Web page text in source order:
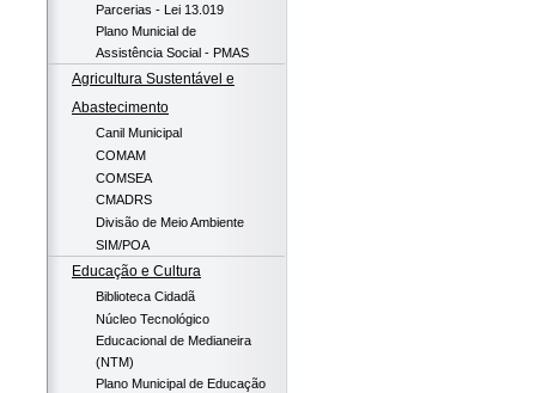
Parcerias - Lei 13.019
Plano Municial de
Assistência Social - PMAS
Agricultura Sustentável e
Abastecimento
Canil Municipal
COMAM
COMSEA
CMADRS
Divisão de Meio Ambiente
SIM/POA
Educação e Cultura
Biblioteca Cidadã
Núcleo Tecnológico
Educacional de Medianeira
(NTM)
Plano Municipal de Educação